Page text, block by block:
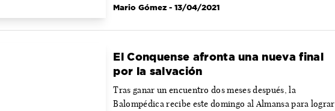
Mario Gómez - 13/04/2021
El Conquense afronta una nueva final
por la salvación
Tras ganar un encuentro dos meses después, la
Balompédica recibe este domingo al Almansa para lograr